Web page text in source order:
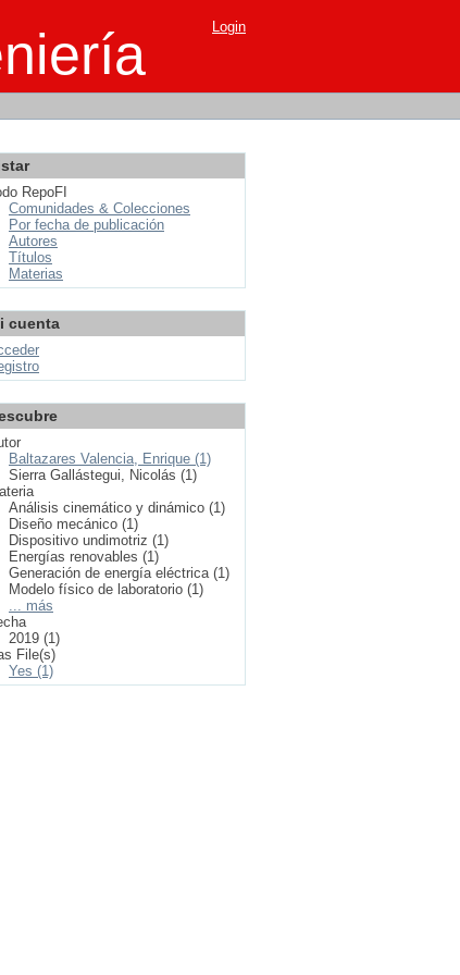
Login
RepoFI
Comunidades & Colecciones
Por fecha de publicación
Autores
Títulos
Materias
cuenta
Baltazares Valencia, Enrique (1)
Sierra Gallástegui, Nicolás (1)
Análisis cinemático y dinámico (1)
Diseño mecánico (1)
Dispositivo undimotriz (1)
Energías renovables (1)
Generación de energía eléctrica (1)
Modelo físico de laboratorio (1)
... más
2019 (1)
File(s)
Yes (1)